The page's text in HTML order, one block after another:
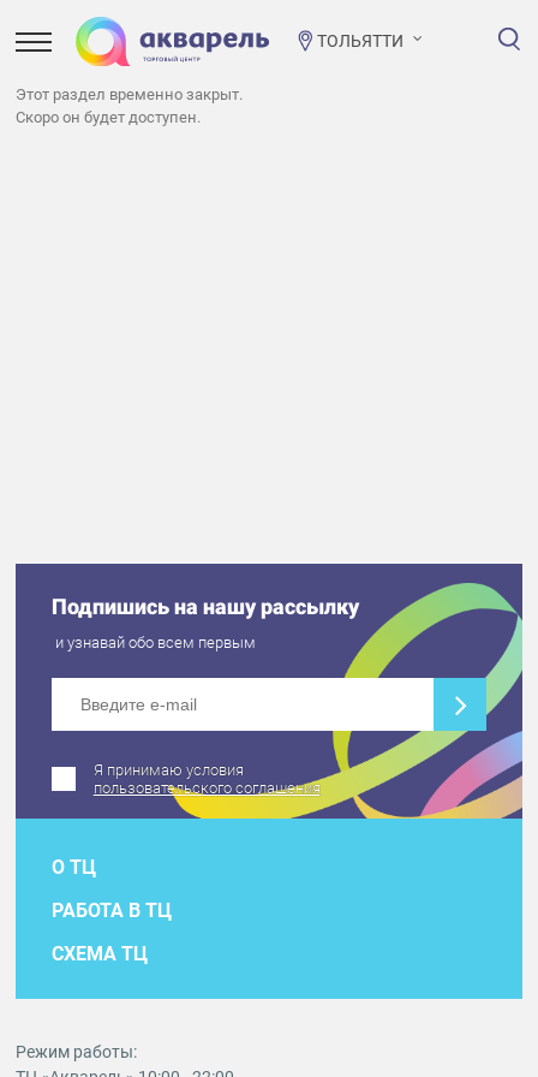
ТОЛЬЯТТИ
Этот раздел временно закрыт.
Скоро он будет доступен.
Подпишись на нашу рассылку
и узнавай обо всем первым
Я принимаю условия
пользовательского соглашения
О ТЦ
РАБОТА В ТЦ
СХЕМА ТЦ
Режим работы: